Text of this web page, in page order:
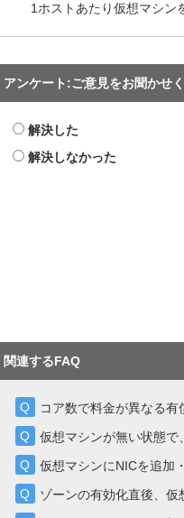
1ホストあたり仮想マシン
アンケート:ご意見をお聞かせ
解決した
解決しなかった
関連するFAQ
コア数で料金が異なる
仮想マシンが無い状態で
仮想マシンにNICを追加
ゾーンの有効化直後、仮